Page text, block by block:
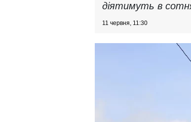
діятимуть в
11 червня, 11:30